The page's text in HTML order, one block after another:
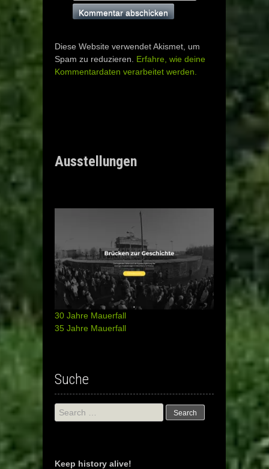
Diese Website verwendet Akismet, um
Spam zu reduzieren. Erfahre, wie deine
Kommentardaten verarbeitet werden.
Ausstellungen
30 Jahre Mauerfall
35 Jahre Mauerfall
Suche
Search
for:
Keep history alive!